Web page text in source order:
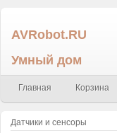
AVRobot.RU
Умный дом
Главная Корзина
Датчики и сенсоры